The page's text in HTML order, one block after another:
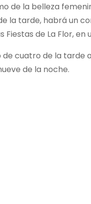
de la belleza
la tarde, habrá un
de La Flor, en
cuatro de la tarde
de la noche.